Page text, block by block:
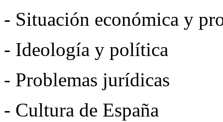
- Situación económica y
- Ideología y política
- Problemas jurídicas
- Cultura de España